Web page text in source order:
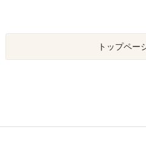
トップペー